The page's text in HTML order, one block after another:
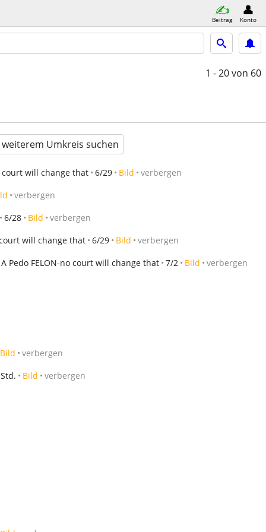
Beitrag Konto
1 - 20von 60
weiterem Umkreis suchen
court will change that 6/29 Bild verbergen
verbergen
6/28 Bild verbergen
will change that 6/29 Bild verbergen
Pedo FELON-no court will change that 7/2 Bild verbergen
Bild verbergen
Bild verbergen